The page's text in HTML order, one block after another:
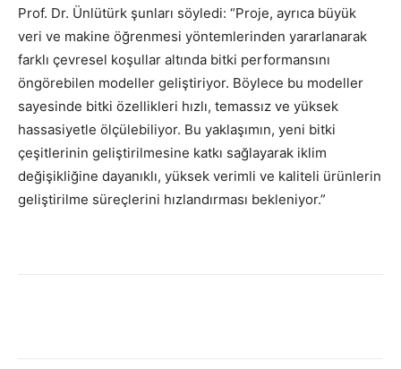
Prof. Dr. Ünlütürk şunları söyledi: “Proje, ayrıca büyük
veri ve makine öğrenmesi yöntemlerinden yararlanarak
farklı çevresel koşullar altında bitki performansını
öngörebilen modeller geliştiriyor. Böylece bu modeller
sayesinde bitki özellikleri hızlı, temassız ve yüksek
hassasiyetle ölçülebiliyor. Bu yaklaşımın, yeni bitki
çeşitlerinin geliştirilmesine katkı sağlayarak iklim
değişikliğine dayanıklı, yüksek verimli ve kaliteli ürünlerin
geliştirilme süreçlerini hızlandırması bekleniyor.”